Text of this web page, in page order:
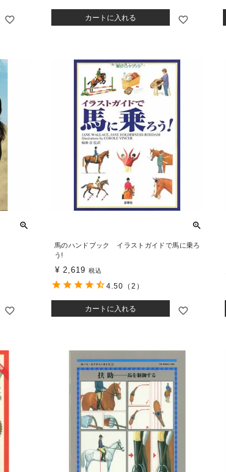
カートに入れる
馬のハンドブック イラストガイドで馬に乗ろ
う!
¥ 2,619 税込
カートに入れる
4.50 （2）